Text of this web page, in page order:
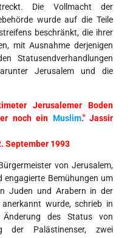
Die Vollmacht der
wurde auf die Teile
beschränkt, die ihrer
mit Ausnahme derjenigen
Statusendverhandlungen
Jerusalem und die
Jerusalemer Boden
noch ein Muslim." Jassir
September 1993
von Jerusalem,
Bemühungen um
Juden und Arabern in der
wurde, schrieb in
des Status von
der Palästinenser, zwei